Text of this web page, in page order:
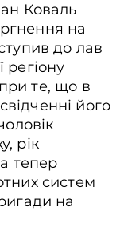
Коваль
на
до лав
регіону
те, що в
його
рік
тепер
систем
на